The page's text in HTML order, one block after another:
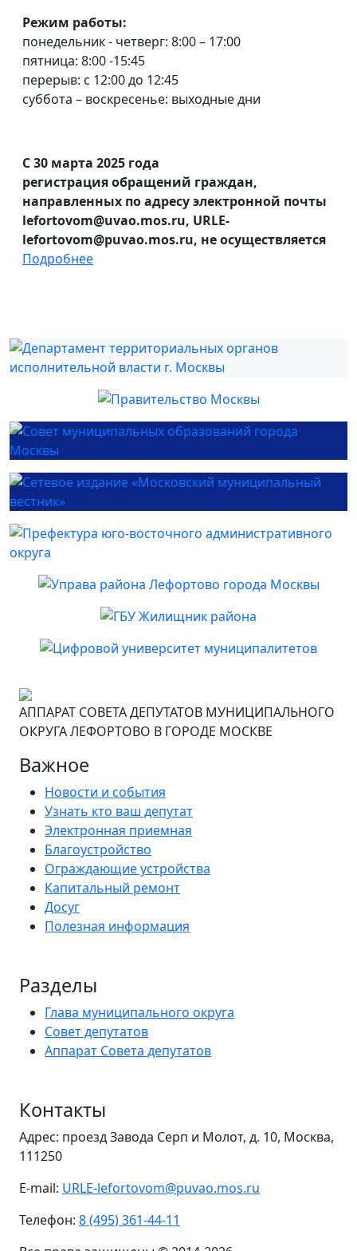
Режим работы:
понедельник - четверг: 8:00 – 17:00
пятница: 8:00 -15:45
перерыв: с 12:00 до 12:45
суббота – воскресенье: выходные дни
С 30 марта 2025 года
регистрация обращений граждан,
направленных по адресу электронной почты
lefortovom@uvao.mos.ru, URLE-
lefortovom@puvao.mos.ru, не осуществляется
Подробнее
АППАРАТ СОВЕТА ДЕПУТАТОВ МУНИЦИПАЛЬНОГО
ОКРУГА ЛЕФОРТОВО В ГОРОДЕ МОСКВЕ
Важное
Новости и события
Узнать кто ваш депутат
Электронная приемная
Благоустройство
Ограждающие устройства
Капитальный ремонт
Досуг
Полезная информация
Разделы
Глава муниципального округа
Совет депутатов
Аппарат Совета депутатов
Контакты
Адрес: проезд Завода Серп и Молот, д. 10, Москва,
111250
E-mail: URLE-lefortovom@puvao.mos.ru
Телефон: 8 (495) 361-44-11